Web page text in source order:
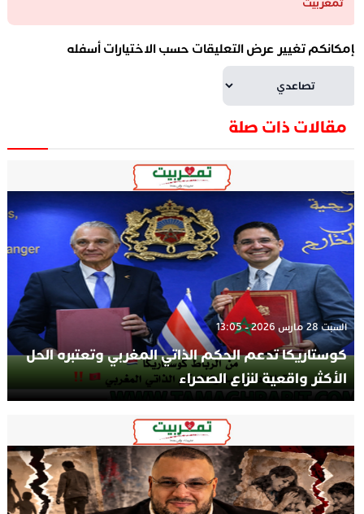
تغيير عرض التعليقات حسب الاختيارات أسفله
مقالات ذات صلة
السبت 28 مارس 2026 - 13:05
كوستاريكا تدعم الحكم الذاتي المغربي وتعتبره الحل
الأكثر واقعية لنزاع الصحراء